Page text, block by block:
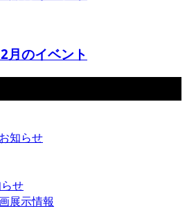
月のイベント
知らせ
せ
展示情報